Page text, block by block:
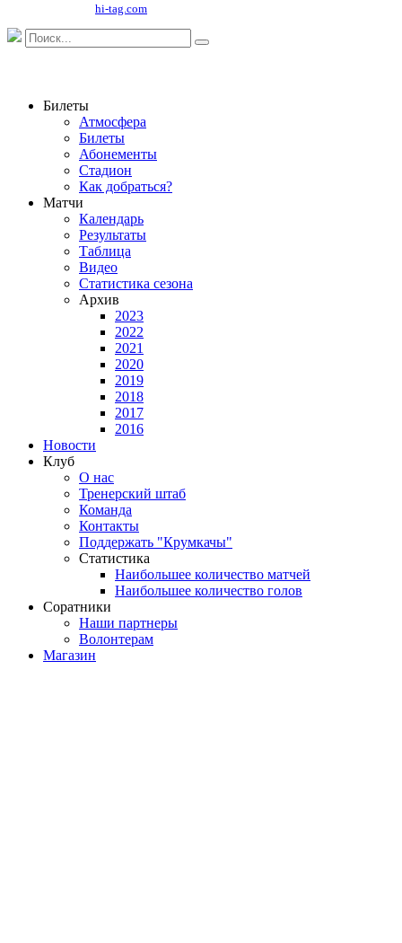
hi-tag.com
Билеты
Атмосфера
Билеты
Абонементы
Стадион
Как добраться?
Матчи
Календарь
Результаты
Таблица
Видео
Статистика сезона
Архив
2023
2022
2021
2020
2019
2018
2017
2016
Новости
Клуб
О нас
Тренерский штаб
Команда
Контакты
Поддержать "Крумкачы"
Статистика
Наибольшее количество матчей
Наибольшее количество голов
Соратники
Наши партнеры
Волонтерам
Магазин